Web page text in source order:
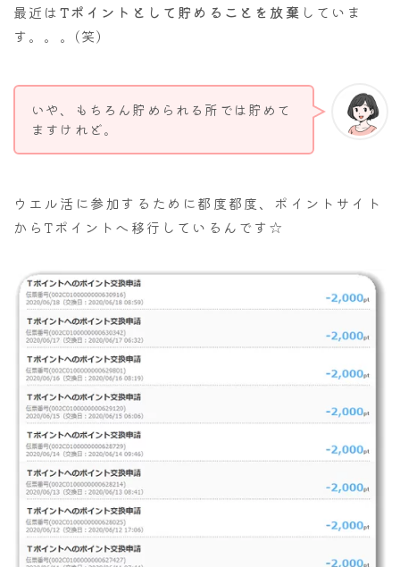
最近はTポイントとして貯めることを放棄 していま
す。。。(笑)
いや、もちろん貯められる所では貯めて
ますけれど。
ウエル活に参加するために都度都度、ポイントサイト
からTポイントへ移行しているんです☆